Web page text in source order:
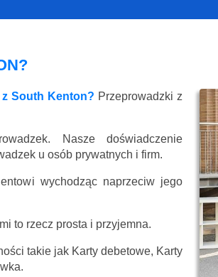
z South Kenton? Przeprowadzki z
Nasze doświadczenie
u osób prywatnych i firm.
wychodząc naprzeciw jego
to rzecz prosta i przyjemna.
takie jak Karty debetowe, Karty